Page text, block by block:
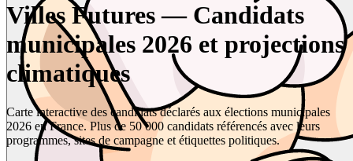
Villes Futures — Candidats
municipales 2026 et projections
climatiques
Carte interactive des candidats déclarés aux élections municipales
2026 en France. Plus de 50 000 candidats référencés avec leurs
programmes, sites de campagne et étiquettes politiques.